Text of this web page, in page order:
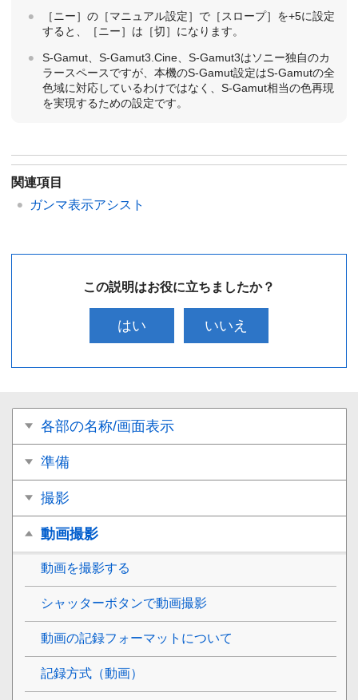
［ニー］ の［マニュアル設定］ で［スロープ］ を+5に設定
すると、
［ニー］ は ［切］ になります。
S-Gamut、S-Gamut3.Cine、S-Gamut3はソニー独自のカ
ラースペースですが、本機のS-Gamut設定はS-Gamutの全
色域に対応しているわけではなく、S-Gamut相当の色再現
を実現するための設定です。
関連項目
ガンマ表示アシスト
この説明はお役に立ちましたか？
はい いいえ
各部の名称/画面表示
準備
撮影
動画撮影
動画を撮影する
シャッターボタンで動画撮影
動画の記録フォーマットについて
記録方式（動画）